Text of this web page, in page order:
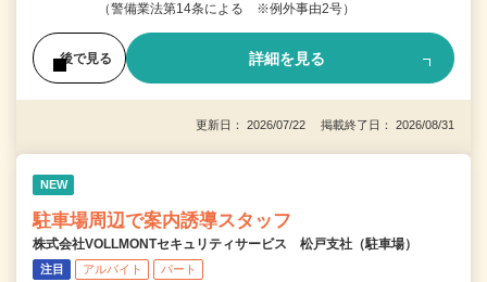
（警備業法第14条による ※例外事由2号）
後で見る 詳細を見る
更新日： 2026/07/22 掲載終了日： 2026/08/31
NEW
駐車場周辺で案内誘導スタッフ
株式会社VOLLMONTセキュリティサービス 松戸支社（駐車場）
注目 アルバイト パート